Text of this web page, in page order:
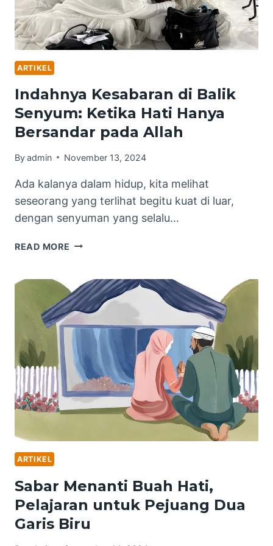
ARTIKEL
Indahnya Kesabaran di Balik
Senyum: Ketika Hati Hanya
Bersandar pada Allah
Byadmin November 13, 2024
Ada kalanya dalam hidup, kita melihat
seseorang yang terlihat begitu kuat di luar,
dengan senyuman yang selalu…
READ MORE INDAHNYA
BALIK
SENYUM:
KETIKA
HATI
HANYA
BERSANDAR
PADA
ALLAH
ARTIKEL
Sabar Menanti Buah Hati,
Pelajaran untuk Pejuang Dua
Garis Biru